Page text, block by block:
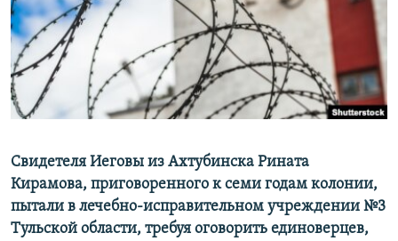
СОЦИАЛЬНЫЕ СЕТИ
Все сайты РСЕ/РС
Свидетеля Иеговы из Ахтубинска Рината
Кирамова, приговоренного к семи годам колонии,
пытали в лечебно-исправительном учреждении №3
Тульской области, требуя оговорить единоверцев,